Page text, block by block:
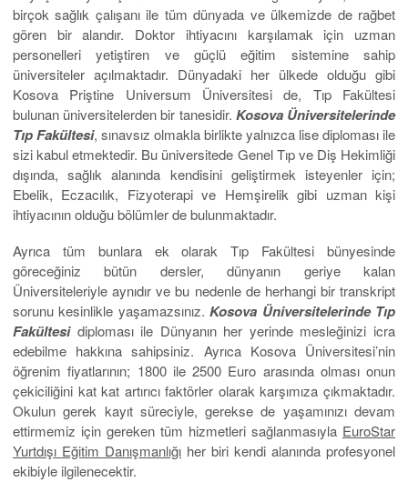
birçok sağlık çalışanı ile tüm dünyada ve ülkemizde de rağbet
gören bir alandır. Doktor ihtiyacını karşılamak için uzman
personelleri yetiştiren ve güçlü eğitim sistemine sahip
üniversiteler açılmaktadır. Dünyadaki her ülkede olduğu gibi
Kosova Priştine Universum Üniversitesi de, Tıp Fakültesi
bulunan üniversitelerden bir tanesidir. Kosova Üniversitelerinde
Tıp Fakültesi, sınavsız olmakla birlikte yalnızca lise diploması ile
sizi kabul etmektedir. Bu üniversitede Genel Tıp ve Diş Hekimliği
dışında, sağlık alanında kendisini geliştirmek isteyenler için;
Ebelik, Eczacılık, Fizyoterapi ve Hemşirelik gibi uzman kişi
ihtiyacının olduğu bölümler de bulunmaktadır.
Ayrıca tüm bunlara ek olarak Tıp Fakültesi bünyesinde
göreceğiniz bütün dersler, dünyanın geriye kalan
Üniversiteleriyle aynıdır ve bu nedenle de herhangi bir transkript
sorunu kesinlikle yaşamazsınız.Kosova Üniversitelerinde Tıp
Fakültesidiploması ile Dünyanın her yerinde mesleğinizi icra
edebilme hakkına sahipsiniz. Ayrıca Kosova Üniversitesi’nin
öğrenim fiyatlarının; 1800 ile 2500 Euro arasında olması onun
çekiciliğini kat kat artırıcı faktörler olarak karşımıza çıkmaktadır.
Okulun gerek kayıt süreciyle, gerekse de yaşamınızı devam
ettirmemiz için gereken tüm hizmetleri sağlanmasıyla EuroStar
Yurtdışı Eğitim Danışmanlığı her biri kendi alanında profesyonel
ekibiyle ilgilenecektir.